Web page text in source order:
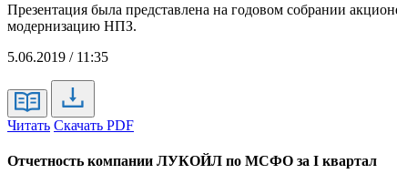
Презентация была представлена на годовом собрании
модернизацию НПЗ.
5.06.2019 / 11:35
Читать Скачать PDF
Отчетность компании ЛУКОЙЛ по МСФО за I квартал